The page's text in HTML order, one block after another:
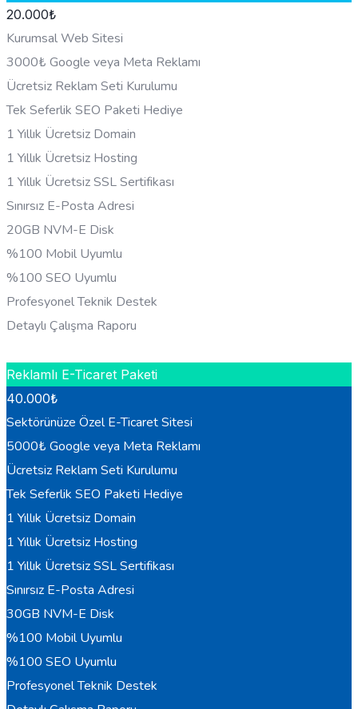
20.000₺
Kurumsal Web Sitesi
3000₺ Google veya Meta Reklamı
Ücretsiz Reklam Seti Kurulumu
Tek Seferlik SEO Paketi Hediye
1 Yıllık Ücretsiz Domain
1 Yıllık Ücretsiz Hosting
1 Yıllık Ücretsiz SSL Sertifikası
Sınırsız E-Posta Adresi
20GB NVM-E Disk
%100 Mobil Uyumlu
%100 SEO Uyumlu
Profesyonel Teknik Destek
Detaylı Çalışma Raporu
Reklamlı E-Ticaret Paketi
40.000₺
Sektörünüze Özel E-Ticaret Sitesi
5000₺ Google veya Meta Reklamı
Ücretsiz Reklam Seti Kurulumu
Tek Seferlik SEO Paketi Hediye
1 Yıllık Ücretsiz Domain
1 Yıllık Ücretsiz Hosting
1 Yıllık Ücretsiz SSL Sertifikası
Sınırsız E-Posta Adresi
30GB NVM-E Disk
%100 Mobil Uyumlu
%100 SEO Uyumlu
Profesyonel Teknik Destek